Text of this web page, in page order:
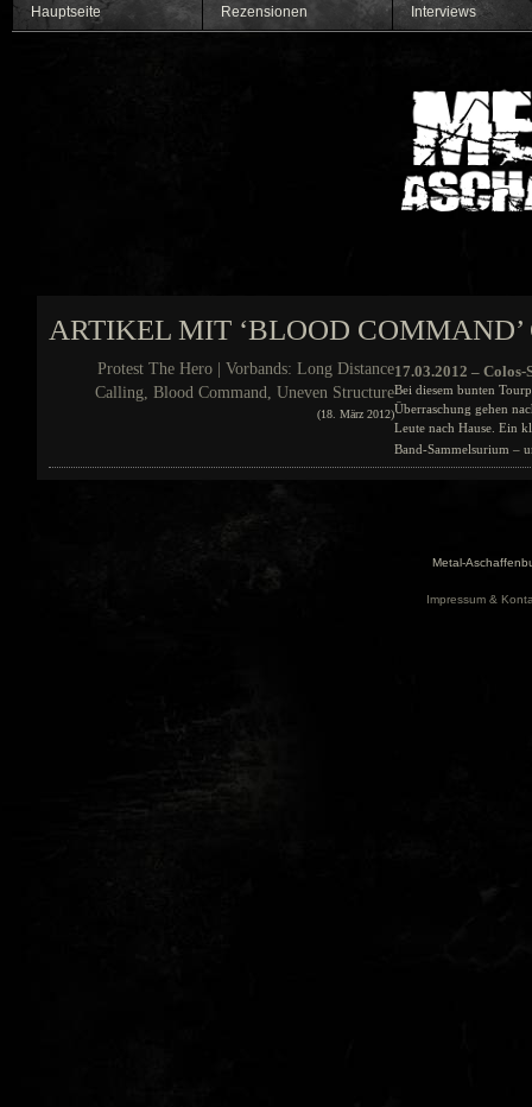
Hauptseite Rezensionen Interviews
ARTIKEL MIT ‘BLOOD COMMAND’
Protest The Hero | Vorbands: Long Distance
Calling, Blood Command, Uneven Structure
(18. März 2012)
17.03.2012 –
Bei diesem bunten
Überraschung gehen
Leute nach Hause. Ein
Band-Sammelsurium –
Metal-
Impressum &